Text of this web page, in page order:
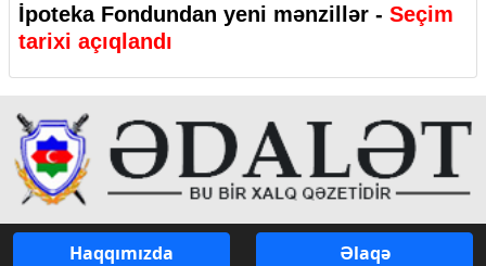
İpoteka Fondundan yeni mənzillər - Seçim
tarixi açıqlandı
Haqqımızda
Əlaqə